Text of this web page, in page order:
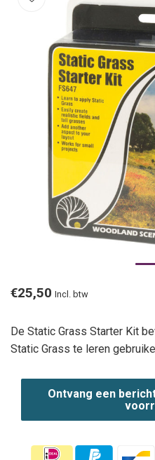
€25,50 Incl. btw
De Static Grass Starter Kit
Static Grass te leren
Ontvang een